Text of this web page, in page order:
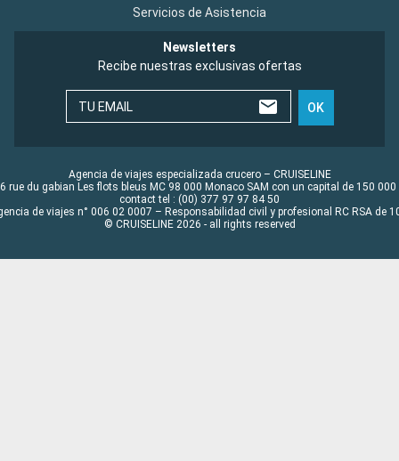
Servicios de Asistencia
Newsletters
Recibe nuestras exclusivas ofertas
TU EMAIL OK
Agencia de viajes especializada crucero – CRUISELINE
rue du gabian Les flots bleus MC 98 000 Monaco SAM con un capital de 150 000
contact tel : (00) 377 97 97 84 50
de viajes n° 006 02 0007 – Responsabilidad civil y profesional RC RSA de
© CRUISELINE 2026 - all rights reserved